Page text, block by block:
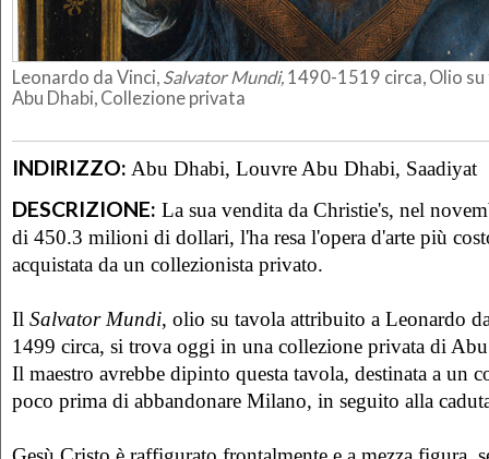
Leonardo da Vinci, Salvator Mundi, 1490-1519 circa, Olio su
Abu Dhabi, Collezione privata
INDIRIZZO: Abu Dhabi, Louvre Abu Dhabi, Saadiyat
DESCRIZIONE: La sua vendita da Christie's, nel
di 450.3 milioni di dollari, l'ha resa l'opera d'arte più
acquistata da un collezionista privato.
Il Salvator Mundi, olio su tavola attribuito a Leonardo
1499 circa, si trova oggi in una collezione privata di
Il maestro avrebbe dipinto questa tavola, destinata a un
poco prima di abbandonare Milano, in seguito alla